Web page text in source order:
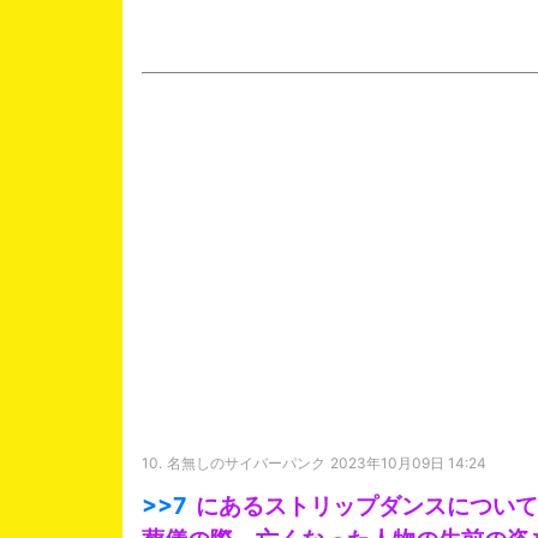
10. 名無しのサイバーパンク 2023年10月09日 14:24
>>7 にあるストリップダンスについて